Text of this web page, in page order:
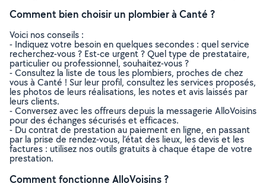
Comment bien choisir un plombier à Canté ?
Voici nos conseils :
- Indiquez votre besoin en quelques secondes : quel service
recherchez-vous ? Est-ce urgent ? Quel type de prestataire,
particulier ou professionnel, souhaitez-vous ?
- Consultez la liste de tous les plombiers, proches de chez
vous à Canté ! Sur leur profil, consultez les services proposés,
les photos de leurs réalisations, les notes et avis laissés par
leurs clients.
- Conversez avec les offreurs depuis la messagerie AlloVoisins
pour des échanges sécurisés et efficaces.
- Du contrat de prestation au paiement en ligne, en passant
par la prise de rendez-vous, l’état des lieux, les devis et les
factures : utilisez nos outils gratuits à chaque étape de votre
prestation.
Comment fonctionne AlloVoisins ?